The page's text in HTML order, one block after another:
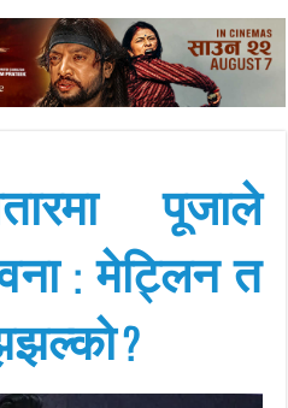
पूजाले
: मेट्लिन त
?